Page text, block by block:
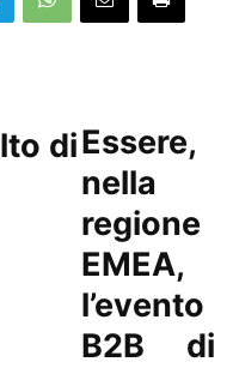
Essere,
nella
regione
EMEA,
l’evento
B2B di